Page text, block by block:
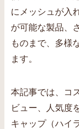
にメッシュが入
が可能な製品、
ものまで、多様
ます。
本記事では、コ
ビュー、人気度
キャップ（ハイ